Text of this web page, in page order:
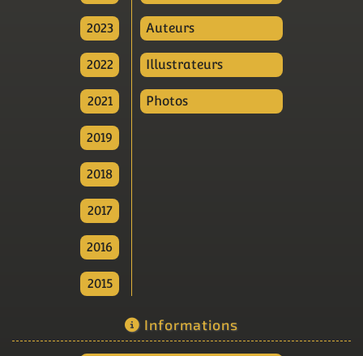
2023
2022
2021
2019
2018
2017
2016
2015
Auteurs
Illustrateurs
Photos
Informations